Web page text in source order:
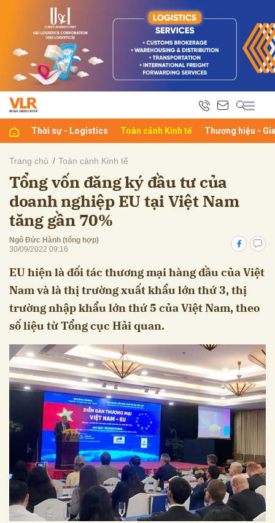
Thời sự - Logistics Toàn cảnh Kinh tế Thương hiệu -
Trang chủ Toàn cảnh Kinh tế
Tổng vốn đăng ký đầu tư của
doanh nghiệp EU tại Việt Nam
tăng gần 70%
Ngô Đức Hành (tổng hợp)
30/09/2022 09:16
EU hiện là đối tác thương mại hàng đầu của Việt
Nam và là thị trường xuất khẩu lớn thứ 3, thị
trường nhập khẩu lớn thứ 5 của Việt Nam, theo
số liệu từ Tổng cục Hải quan.
luận
Hủy